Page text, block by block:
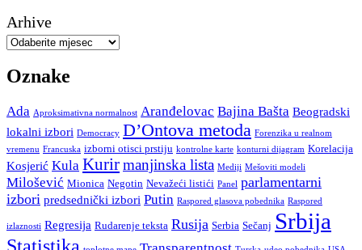
Arhive
Oznake
Ada Aproksimativna normalnost Aranđelovac Bajina Bašta Beogradski
lokalni izbori Democracy D’Ontova metoda Forenzika u realnom
vremenu Francuska izborni otisci prstiju kontrolne karte konturni dijagram Korelacija
Kosjerić Kula Kurirmanjinska lista Mediji Mešoviti modeli
Milošević Mionica Negotin Nevažeći listići Panel parlamentarni
izbori predsednički izbori Putin Raspored glasova pobednika Raspored
izlaznosti Regresija Rudarenje teksta Rusija Serbia Sečanj Srbija